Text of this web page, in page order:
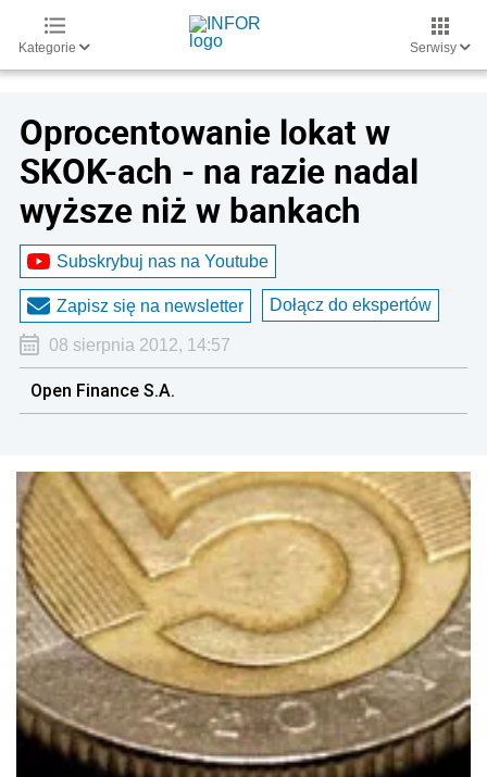
Kategorie Serwisy
Oprocentowanie lokat w
SKOK-ach - na razie nadal
wyższe niż w bankach
Subskrybuj nas na Youtube
Zapisz się na newsletter Dołącz do ekspertów
08 sierpnia 2012, 14:57
Open Finance S.A.